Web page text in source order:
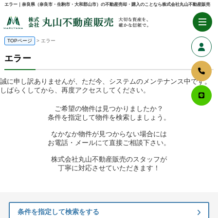
エラー｜奈良県（奈良市・生駒市・大和郡山市）の不動産売却・購入のことなら株式会社丸山不動産販売
TOPページ > エラー
エラー
誠に申し訳ありませんが、ただ今、システムのメンテナンス中です。
しばらくしてから、再度アクセスしてください。
ご希望の物件は見つかりましたか？
条件を指定して物件を検索しましょう。
なかなか物件が見つからない場合には
お電話・メールにて直接ご相談下さい。
株式会社丸山不動産販売のスタッフが
丁寧に対応させていただきます！
条件を指定して検索をする